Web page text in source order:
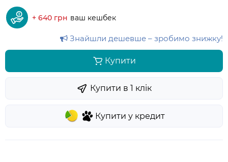
+ 640 грн ваш кешбек
Знайшли дешевше – зробимо знижку!
Купити
Купити у кредит
Купити в 1 клiк